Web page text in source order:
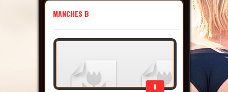
MANCHES B
0